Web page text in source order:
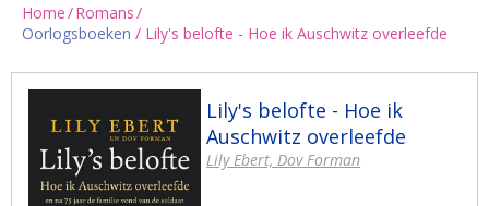
Winkelwagen:
Home/Romans/
Oorlogsboeken / Lily's belofte - Hoe ik Auschwitz overleefde
Lily's belofte - Hoe ik
Auschwitz overleefde
Lily Ebert, Dov Forman